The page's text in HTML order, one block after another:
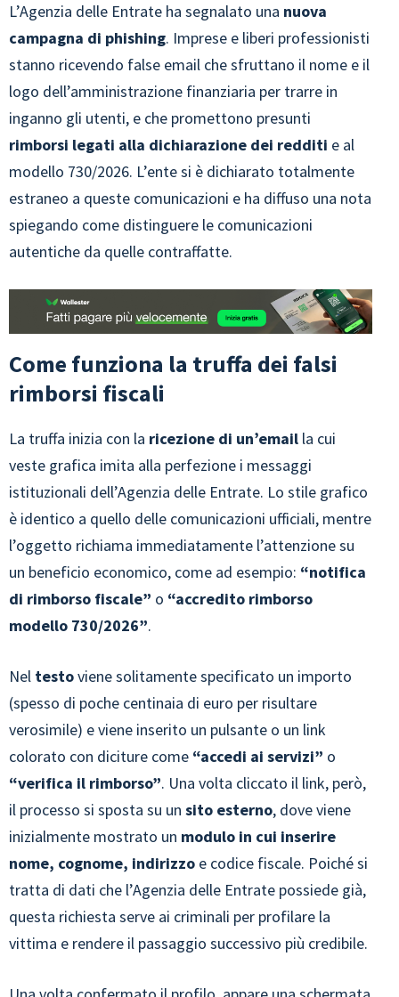
L’Agenzia delle Entrate ha segnalato una nuova
campagna di phishing. Imprese e liberi professionisti
stanno ricevendo false email che sfruttano il nome e il
logo dell’amministrazione finanziaria per trarre in
inganno gli utenti, e che promettono presunti
rimborsi legati alla dichiarazione dei redditi e al
modello 730/2026. L’ente si è dichiarato totalmente
estraneo a queste comunicazioni e ha diffuso una nota
spiegando come distinguere le comunicazioni
autentiche da quelle contraffatte.
Come funziona la truffa dei falsi
rimborsi fiscali
La truffa inizia con la ricezione di un’email la cui
veste grafica imita alla perfezione i messaggi
istituzionali dell’Agenzia delle Entrate. Lo stile grafico
è identico a quello delle comunicazioni ufficiali, mentre
l’oggetto richiama immediatamente l’attenzione su
un beneficio economico, come ad esempio: “notifica
di rimborso fiscale” o “accredito rimborso
modello 730/2026”.
Nel testoviene solitamente specificato un importo
(spesso di poche centinaia di euro per risultare
verosimile) e viene inserito un pulsante o un link
colorato con diciture come “accedi ai servizi” o
“verifica il rimborso”. Una volta cliccato il link, però,
il processo si sposta su un sito esterno, dove viene
inizialmente mostrato un modulo in cui inserire
nome, cognome, indirizzo e codice fiscale. Poiché si
tratta di dati che l’Agenzia delle Entrate possiede già,
questa richiesta serve ai criminali per profilare la
vittima e rendere il passaggio successivo più credibile.